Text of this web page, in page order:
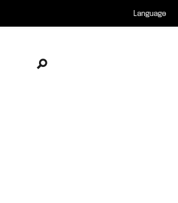
Language
Open search